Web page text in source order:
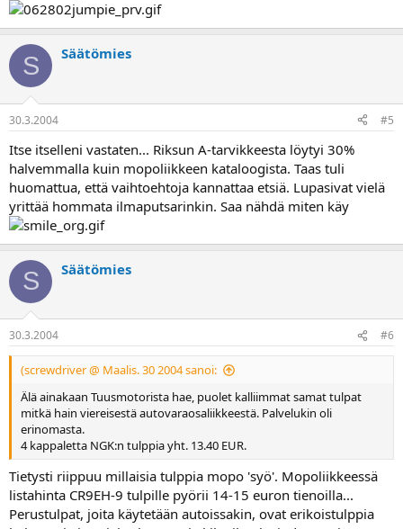
S Säätömies
30.3.2004 #5
Itse itselleni vastaten... Riksun A-tarvikkeesta löytyi 30%
halvemmalla kuin mopoliikkeen kataloogista. Taas tuli
huomattua, että vaihtoehtoja kannattaa etsiä. Lupasivat vielä
yrittää hommata ilmaputsarinkin. Saa nähdä miten käy
S Säätömies
30.3.2004 #6
(screwdriver @ Maalis. 30 2004 sanoi:
Älä ainakaan Tuusmotorista hae, puolet kalliimmat samat tulpat
mitkä hain viereisestä autovaraosaliikkeestä. Palvelukin oli
erinomasta.
4 kappaletta NGK:n tulppia yht. 13.40 EUR.
Tietysti riippuu millaisia tulppia mopo 'syö'. Mopoliikkeessä
listahinta CR9EH-9 tulpille pyörii 14-15 euron tienoilla...
Perustulpat, joita käytetään autoissakin, ovat erikoistulppia